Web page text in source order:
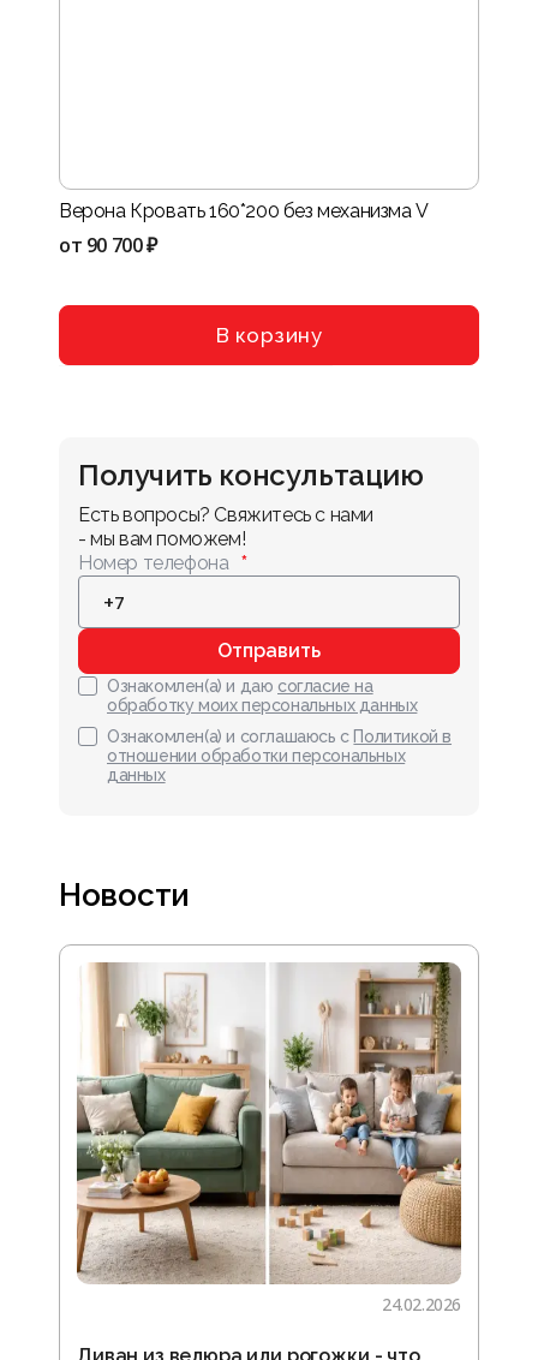
Верона Кровать 160*200 без механизма V
от 90 700 ₽
В корзину
Получить консультацию
Есть вопросы? Свяжитесь с нами
- мы вам поможем!
Номер телефона
Отправить
Ознакомлен(а) и даю согласие на
обработку моих персональных данных
Ознакомлен(а) и соглашаюсь с Политикой в
отношении обработки персональных
данных
Новости
24.02.2026